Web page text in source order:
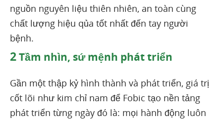
nguồn nguyên liệu thiên nhiên, an toàn cùng
chất lượng hiệu qủa tốt nhất đến tay người
bệnh.
2Tầm nhìn, sứ mệnh phát triển
Gần một thập kỷ hình thành và phát triển, giá trị
cốt lõi như kim chỉ nam để Fobic tạo nền tảng
phát triển từng ngày đó là: mọi hành động luôn